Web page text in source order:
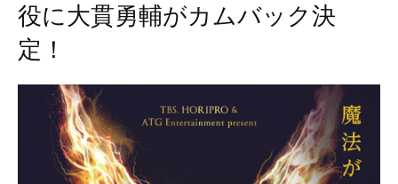
役に大貫勇輔がカムバック決
定！